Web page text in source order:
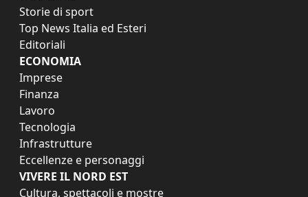
Storie di sport
Top News Italia ed Esteri
Editoriali
ECONOMIA
Imprese
Finanza
Lavoro
Tecnologia
Infrastrutture
Eccellenze e personaggi
VIVERE IL NORD EST
Cultura, spettacoli e mostre